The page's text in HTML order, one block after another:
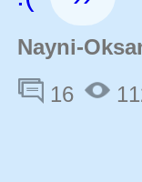
Nayni-
16